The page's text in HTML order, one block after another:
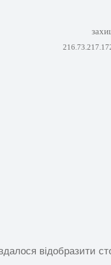
відобразити